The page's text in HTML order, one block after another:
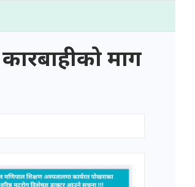
माग